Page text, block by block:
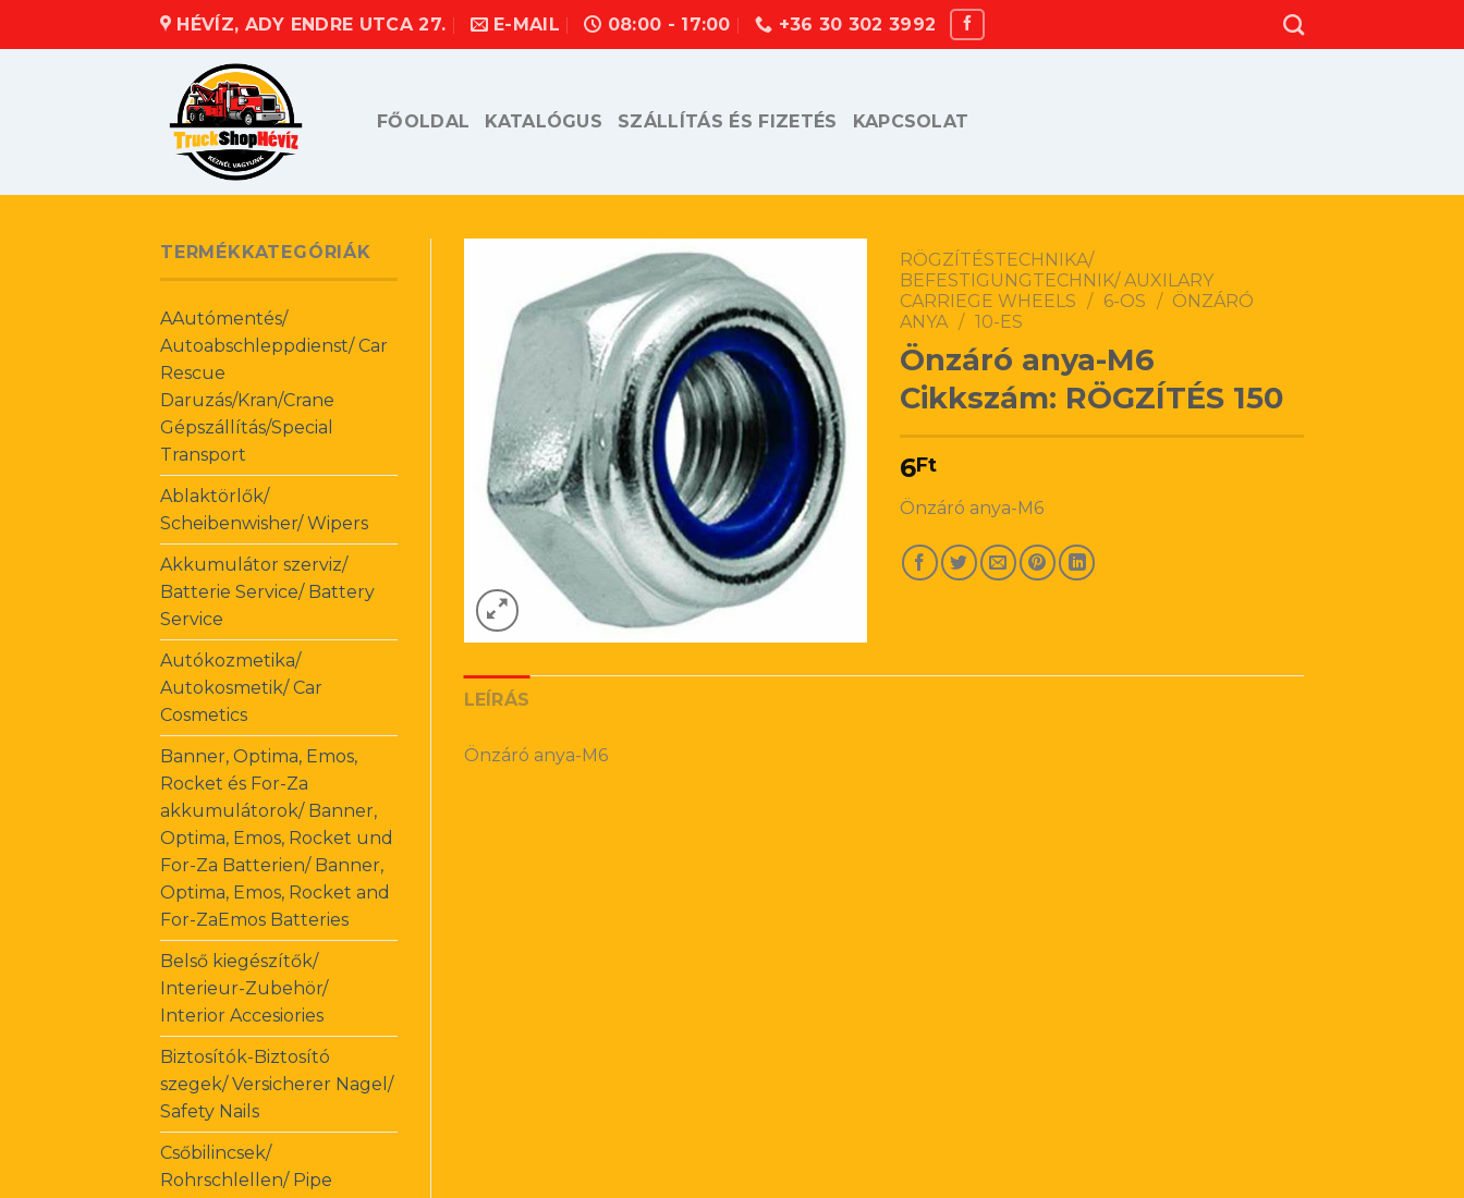
HÉVÍZ, ADY ENDRE UTCA 27. E-MAIL 08:00 - 17:00 +36 30 302 3992
FŐOLDAL KATALÓGUS SZÁLLÍTÁS ÉS FIZETÉS KAPCSOLAT
TERMÉKKATEGÓRIÁK
AAutómentés/
Autoabschleppdienst/ Car
Rescue
Daruzás/Kran/Crane
Gépszállítás/Special
Transport
Ablaktörlők/
Scheibenwisher/ Wipers
Akkumulátor szerviz/
Batterie Service/ Battery
Service
Autókozmetika/
Autokosmetik/ Car
Cosmetics
Banner, Optima, Emos,
Rocket és For-Za
akkumulátorok/ Banner,
Optima, Emos, Rocket und
For-Za Batterien/ Banner,
Optima, Emos, Rocket and
For-ZaEmos Batteries
Belső kiegészítők/
Interieur-Zubehör/
Interior Accesiories
Biztosítók-Biztosító
szegek/ Versicherer Nagel/
Safety Nails
Csőbilincsek/
Rohrschlellen/ Pipe
RÖGZÍTÉSTECHNIKA/
BEFESTIGUNGTECHNIK/ AUXILARY
CARRIEGE WHEELS / 6-OS / ÖNZÁRÓ
ANYA / 10-ES
Önzáró anya-M6
Cikkszám: RÖGZÍTÉS 150
6Ft
Önzáró anya-M6
LEÍRÁS
Önzáró anya-M6